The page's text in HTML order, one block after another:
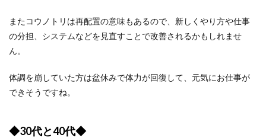
またコウノトリは再配置の意味もあるので、新しくやり方や仕事
の分担、システムなどを見直すことで改善されるかもしれませ
ん。
体調を崩していた方は盆休みで体力が回復して、元気にお仕事が
できそうですね。
◆30代と40代◆